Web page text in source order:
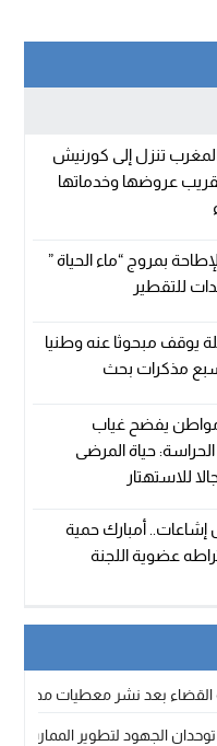
تنزل إلى كورنيش
عروضها وخدماتها
بمروج “ماء الحياة ”
للتقطير
يوقف مبحوثا عنه وطنيا
مذكرات بحث
مواطن يفضح غياب
حياة المرضى
للاستهتار
إشاعات.. أمبارك حمية
عضوية اللجنة
القضاء بعد نشر معطيات مضللة
توحدان الجهود لتطوير الممارسة